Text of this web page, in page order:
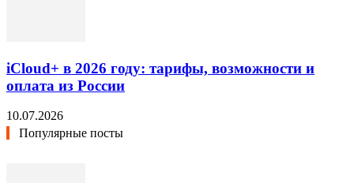
iCloud+ в 2026 году: тарифы, возможности и
оплата из России
10.07.2026
Популярные посты